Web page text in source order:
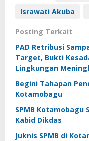
Israwati Akuba
Posting Terkait
PAD Retribusi
Target, Bukti
Lingkungan
Begini Tahapan
Kotamobagu
SPMB Kotamobagu
Kabid Dikdas
Juknis SPMB di